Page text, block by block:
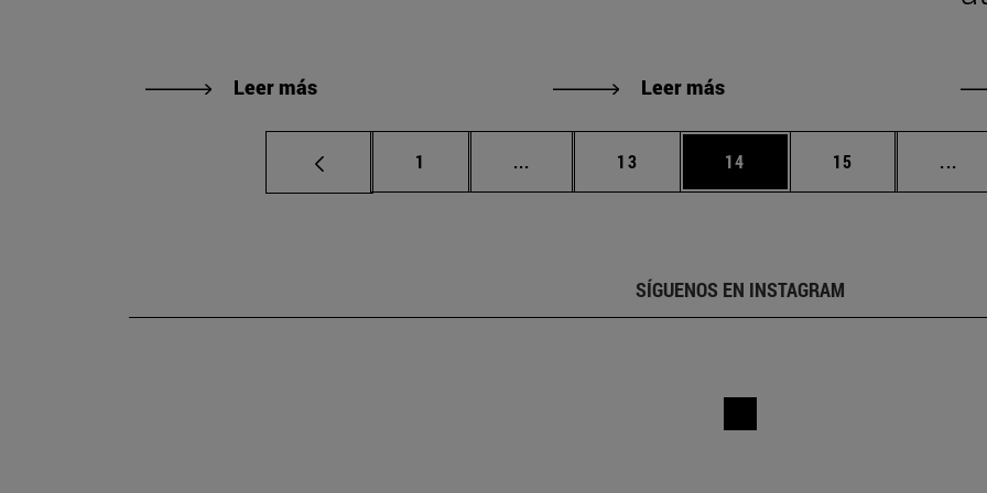
Leer más Leer más
Página
1 ... Páginas intermedias Use TAB para desplazarse.
Página
13 Página
14 Página
15 ...
SÍGUENOS EN INSTAGRAM